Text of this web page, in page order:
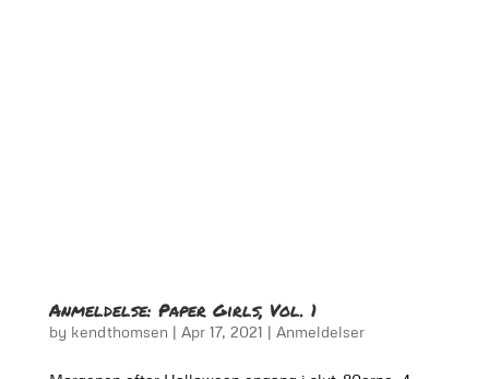
Anmeldelse: Paper Girls, Vol. 1
by kendthomsen | Apr 17, 2021 | Anmeldelser